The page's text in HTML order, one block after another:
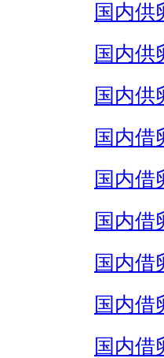
国内供
国内供
国内供
国内借
国内借
国内借
国内借
国内借
国内借